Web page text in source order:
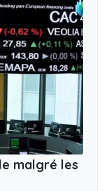
malgré les